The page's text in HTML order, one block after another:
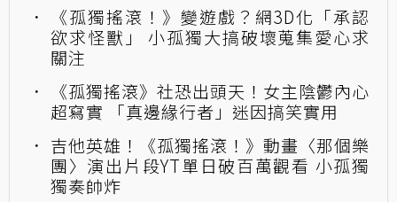
《孤獨搖滾！》變遊戲？網3D化「承認
欲求怪獸」 小孤獨大搞破壞蒐集愛心求
關注
《孤獨搖滾》社恐出頭天！女主陰鬱內心
超寫實 「真邊緣行者」迷因搞笑實用
吉他英雄！《孤獨搖滾！》動畫〈那個樂
團〉演出片段YT單日破百萬觀看 小孤獨
獨奏帥炸